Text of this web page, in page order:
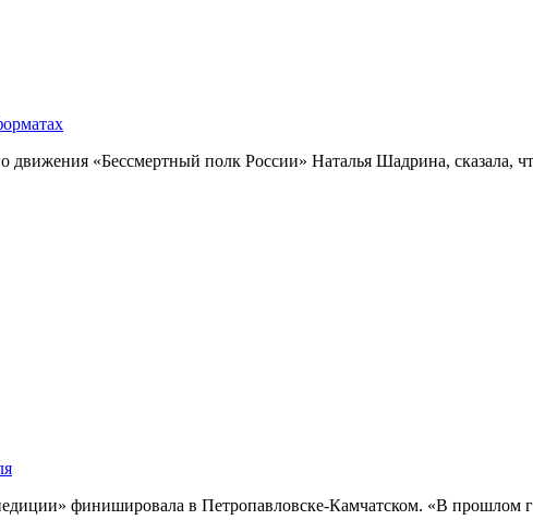
движения «Бессмертный полк России» Наталья Шадрина, сказала,
финишировала в Петропавловске-Камчатском. «В прошлом